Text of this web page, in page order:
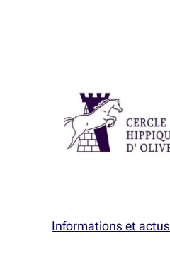
Informations et actus